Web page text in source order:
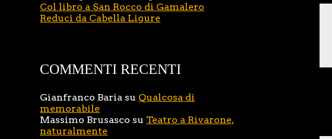
Col libro a San Rocco di Gamalero
Reduci da Cabella Ligure
COMMENTI RECENTI
Gianfranco Baria su Qualcosa di
memorabile
Massimo Brusasco su Teatro a Rivarone,
naturalmente